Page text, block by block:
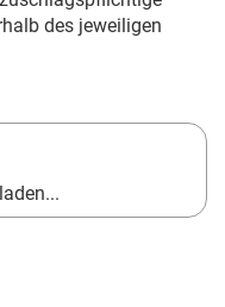
des jeweiligen